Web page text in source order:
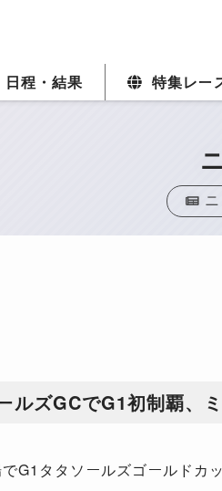
日程・結果 特集レー
ルズGCでG1初制覇、
G1タタソールズゴールドカッ